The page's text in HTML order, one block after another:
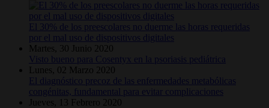
El 30% de los preescolares no duerme las horas requeridas
por el mal uso de dispositivos digitales
Martes, 30 Junio 2020
Visto bueno para Cosentyx en la psoriasis pediátrica
Lunes, 02 Marzo 2020
El diagnóstico precoz de las enfermedades metabólicas
congénitas, fundamental para evitar complicaciones
Jueves, 13 Febrero 2020